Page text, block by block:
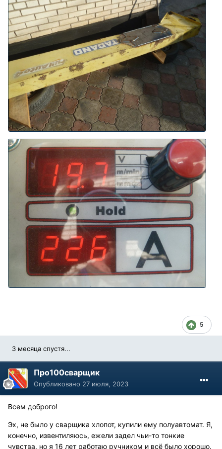
5
3 месяца спустя...
Про100сварщик
Опубликовано 27 июля, 2023
Всем доброго!
Эх, не было у сварщика хлопот, купили ему полуавтомат. Я,
конечно, извентиляюсь, ежели задел чьи-то тонкие
чувства, но я 16 лет работаю ручником и всё было хорошо.